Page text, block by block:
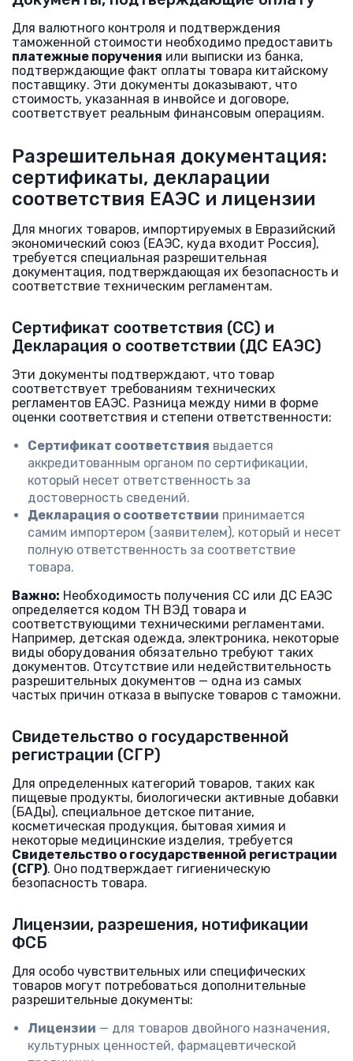
Для валютного контроля и подтверждения
таможенной стоимости необходимо предоставить
платежные поручения или выписки из банка,
подтверждающие факт оплаты товара китайскому
поставщику. Эти документы доказывают, что
стоимость, указанная в инвойсе и договоре,
соответствует реальным финансовым операциям.
Разрешительная документация:
сертификаты, декларации
соответствия ЕАЭС и лицензии
Для многих товаров, импортируемых в Евразийский
экономический союз (ЕАЭС, куда входит Россия),
требуется специальная разрешительная
документация, подтверждающая их безопасность и
соответствие техническим регламентам.
Сертификат соответствия (СС) и
Декларация о соответствии (ДС ЕАЭС)
Эти документы подтверждают, что товар
соответствует требованиям технических
регламентов ЕАЭС. Разница между ними в форме
оценки соответствия и степени ответственности:
Сертификат соответствия выдается
аккредитованным органом по сертификации,
который несет ответственность за
достоверность сведений.
Декларация о соответствии принимается
самим импортером (заявителем), который и несет
полную ответственность за соответствие
товара.
Важно: Необходимость получения СС или ДС ЕАЭС
определяется кодом ТН ВЭД товара и
соответствующими техническими регламентами.
Например, детская одежда, электроника, некоторые
виды оборудования обязательно требуют таких
документов. Отсутствие или недействительность
разрешительных документов — одна из самых
частых причин отказа в выпуске товаров с таможни.
Свидетельство о государственной
регистрации (СГР)
Для определенных категорий товаров, таких как
пищевые продукты, биологически активные добавки
(БАДы), специальное детское питание,
косметическая продукция, бытовая химия и
некоторые медицинские изделия, требуется
Свидетельство о государственной регистрации
(СГР). Оно подтверждает гигиеническую
безопасность товара.
Лицензии, разрешения, нотификации
ФСБ
Для особо чувствительных или специфических
товаров могут потребоваться дополнительные
разрешительные документы:
Лицензии — для товаров двойного назначения,
культурных ценностей, фармацевтической